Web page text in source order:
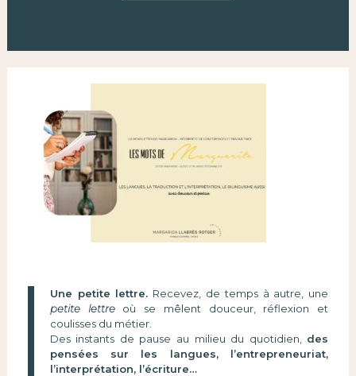
Une petite lettre. Recevez, de temps à autre, une
petite lettreoù se mêlent douceur, réflexion et
coulisses du métier.
Des instants de pause au milieu du quotidien, des
pensées sur les langues, l’entrepreneuriat,
l’interprétation, l’écriture…